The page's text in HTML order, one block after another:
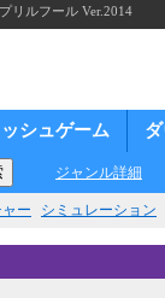
リルフール Ver.2014
シュゲーム
ジャンル詳細
ー シミュレーション